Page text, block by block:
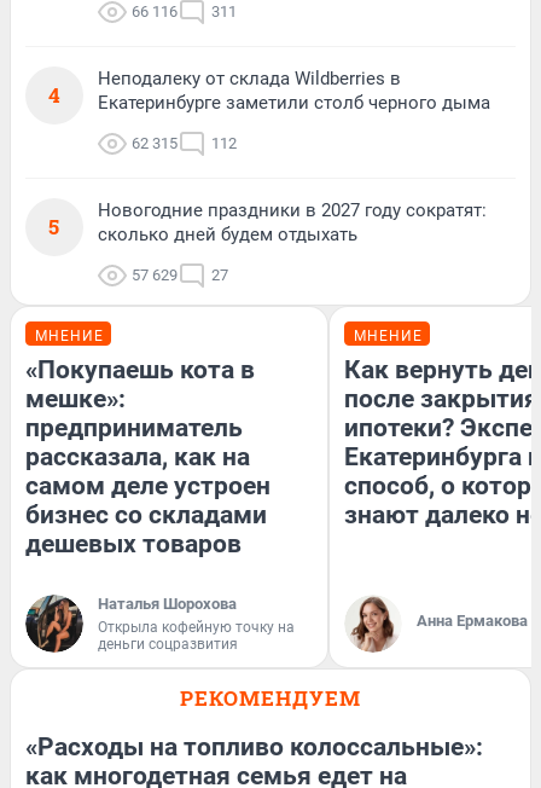
66 116 311
4
Неподалеку от склада Wildberries в
Екатеринбурге заметили столб черного дыма
62 315 112
5
Новогодние праздники в 2027 году сократят:
сколько дней будем отдыхать
57 629 27
МНЕНИЕ
«Покупаешь кота в
мешке»:
предприниматель
рассказала, как на
самом деле устроен
бизнес со складами
дешевых товаров
Наталья Шорохова
Открыла кофейную точку на
деньги соцразвития
МНЕНИЕ
Как вернуть
после закрытия
ипотеки?
Екатеринбурга
способ, о
знают далеко
Анна Ермакова
РЕКОМЕНДУЕМ
«Расходы на топливо колоссальные»:
как многодетная семья едет на